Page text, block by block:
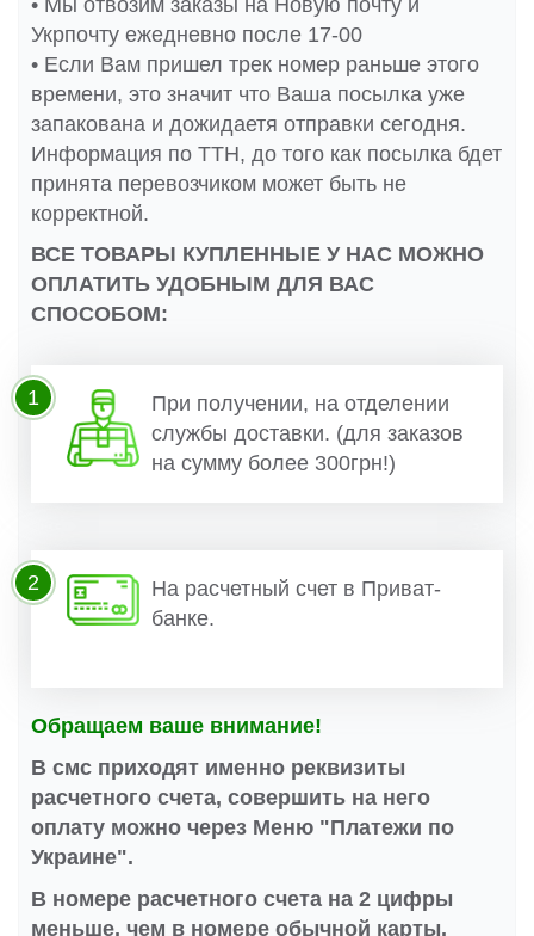
• Мы отвозим заказы на Новую почту и
Укрпочту ежедневно после 17-00
• Если Вам пришел трек номер раньше этого
времени, это значит что Ваша посылка уже
запакована и дожидаетя отправки сегодня.
Информация по ТТН, до того как посылка бдет
принята перевозчиком может быть не
корректной.
ВСЕ ТОВАРЫ КУПЛЕННЫЕ У НАС МОЖНО
ОПЛАТИТЬ УДОБНЫМ ДЛЯ ВАС
СПОСОБОМ:
При получении, на отделении
службы доставки. (для заказов
на сумму более 300грн!)
1
На расчетный счет в Приват-
банке.
2
Обращаем ваше внимание!
В смс приходят именно реквизиты
расчетного счета, совершить на него
оплату можно через Меню "Платежи по
Украине".
В номере расчетного счета на 2 цифры
меньше, чем в номере обычной карты.